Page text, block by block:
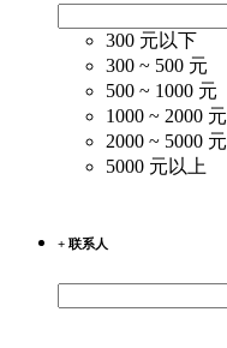
300 元以下
300 ~ 500 元
500 ~ 1000 元
1000 ~ 2000 元
2000 ~ 5000 元
5000 元以上
+ 联系人